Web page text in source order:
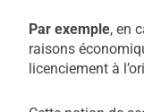
Par exemple, en
raisons
licenciement à